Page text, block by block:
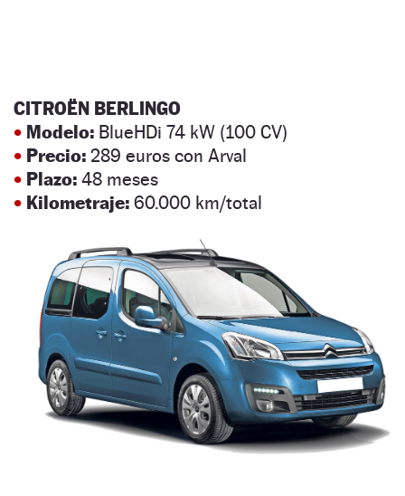
CITROËN BERLINGO
• Modelo: BlueHDi 74 kW (100 CV)
• Precio: 289 euros con Arval
• Plazo: 48 meses
• Kilometraje: 60.000 km/total